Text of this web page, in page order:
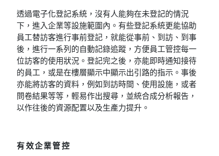
透過電子化登記系統，沒有人能夠在未登記的情況
下，進入企業等設施範圍內。有些登記系統更能協助
員工替訪客進行事前登記，就能從事前、到訪、到事
後，進行一系列的自動記錄追蹤，方便員工管控每一
位訪客的使用狀況。登記完之後，亦能即時通知接待
的員工，或是在樓層顯示中顯示出引路的指示。事後
亦能將訪客的資料，例如到訪時間、使用設施，或者
問卷結果等等，輕易作出搜尋，並統合成分析報告，
以作往後的資源配置以及生產力提升。
有效企業管控